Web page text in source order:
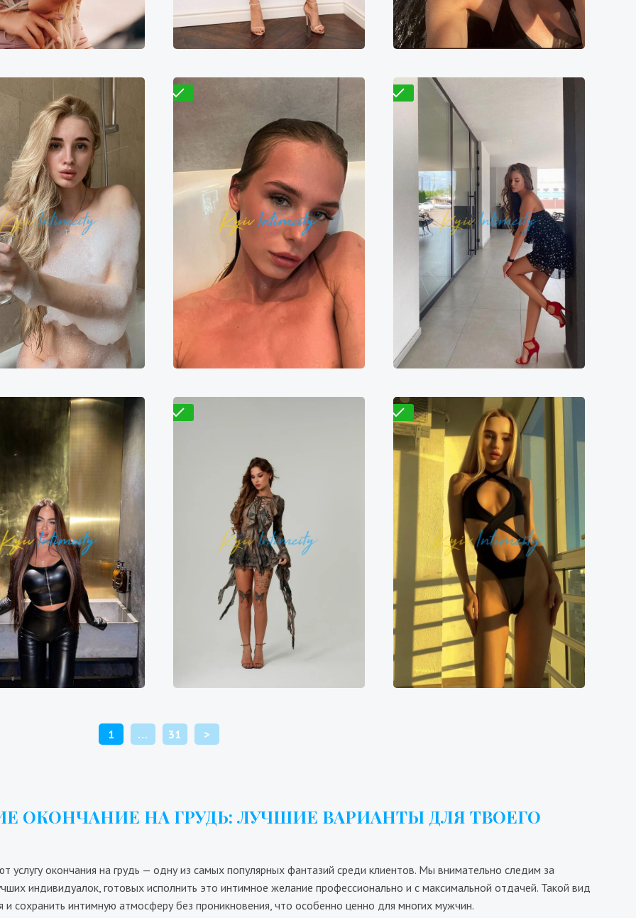
Арсенальная
Деснянский
Дарница
Левый берег
Берестейская
Галя
14400₴
36000₴
Героев Днепра
Эльза
9700₴ 19400₴
48500₴
Оболонский
Берестейская
Шарлотта
8600₴
43000₴
Дарницкий
Выдубичи
Вера
19200₴
48000₴
Арсенальная
Доминика Горловой +
9100₴ 18200₴
Левый берег
Арсенальная
Валерия
8600₴ 17200₴
43000₴
Днепровский
Гидропарк
Проверено
ПАГИНАЦИЯ
1 … 31 >
ОКОНЧАНИЕ НА ГРУДЬ: ЛУЧШИЕ ВАРИАНТЫ ДЛЯ ТВОЕГО
окончания на грудь — одну из самых популярных фантазий среди клиентов. Мы внимательно следим за
индивидуалок, готовых исполнить это интимное желание профессионально и с максимальной отдачей. Такой вид
сохранить интимную атмосферу без проникновения, что особенно ценно для многих мужчин.